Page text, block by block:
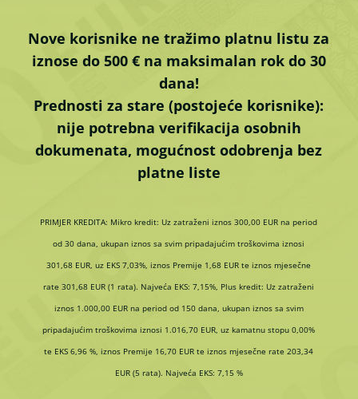
Nove korisnike ne tražimo platnu listu za
iznose do 500 € na maksimalan rok do 30
dana!
Prednosti za stare (postojeće korisnike):
nije potrebna verifikacija osobnih
dokumenata, mogućnost odobrenja bez
platne liste
PRIMJER KREDITA: Mikro kredit: Uz zatraženi iznos 300,00 EUR na period
od 30 dana, ukupan iznos sa svim pripadajućim troškovima iznosi
301,68 EUR, uz EKS 7,03%, iznos Premije 1,68 EUR te iznos mjesečne
rate 301,68 EUR (1 rata). Najveća EKS: 7,15%, Plus kredit: Uz zatraženi
iznos 1.000,00 EUR na period od 150 dana, ukupan iznos sa svim
pripadajućim troškovima iznosi 1.016,70 EUR, uz kamatnu stopu 0,00%
te EKS 6,96 %, iznos Premije 16,70 EUR te iznos mjesečne rate 203,34
EUR (5 rata). Najveća EKS: 7,15 %